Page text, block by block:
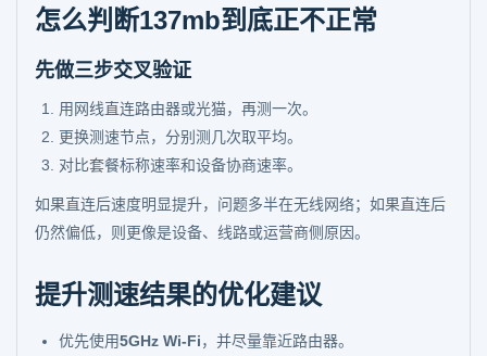
怎么判断137mb到底正不正常
先做三步交叉验证
用网线直连路由器或光猫，再测一次。
更换测速节点，分别测几次取平均。
对比套餐标称速率和设备协商速率。
如果直连后速度明显提升，问题多半在无线网络；如果直连后
仍然偏低，则更像是设备、线路或运营商侧原因。
提升测速结果的优化建议
优先使用5GHz Wi-Fi，并尽量靠近路由器。